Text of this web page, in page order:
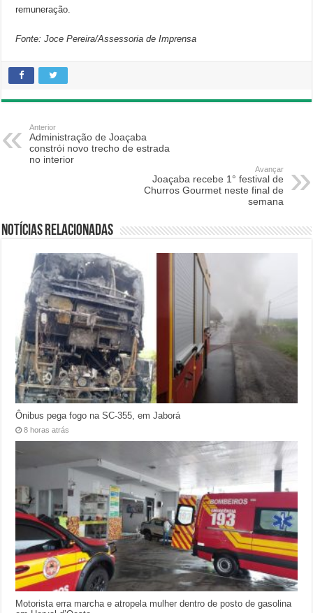
remuneração.
Fonte: Joce Pereira/Assessoria de Imprensa
Anterior
Administração de Joaçaba
constrói novo trecho de estrada
no interior
Avançar
Joaçaba recebe 1° festival de
Churros Gourmet neste final de
semana
Notícias relacionadas
Ônibus pega fogo na SC-355, em Jaborá
8 horas atrás
Motorista erra marcha e atropela mulher dentro de posto de gasolina